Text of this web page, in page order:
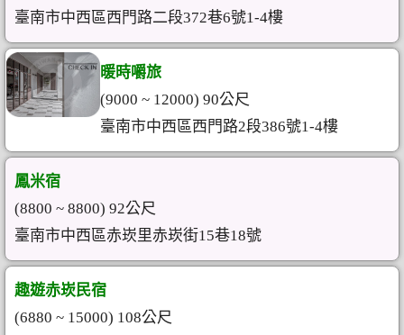
臺南市中西區西門路二段372巷6號1-4樓
暖時嚼旅
(9000 ~ 12000) 90公尺
臺南市中西區西門路2段386號1-4樓
鳳米宿
(8800 ~ 8800) 92公尺
臺南市中西區赤崁里赤崁街15巷18號
趣遊赤崁民宿
(6880 ~ 15000) 108公尺